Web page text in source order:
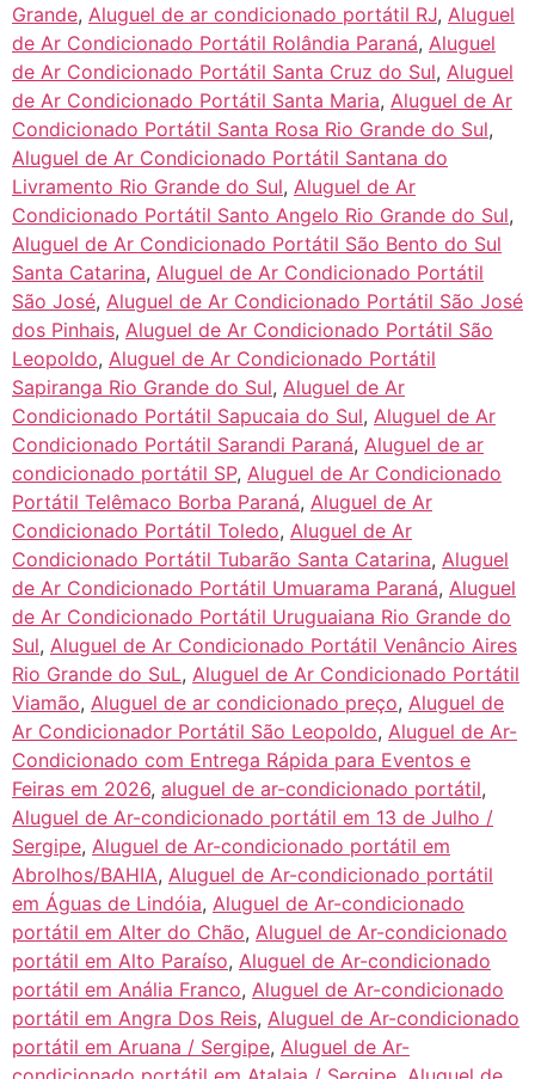
Grande, Aluguel de ar condicionado portátil RJ, Aluguel
de Ar Condicionado Portátil Rolândia Paraná, Aluguel
de Ar Condicionado Portátil Santa Cruz do Sul, Aluguel
de Ar Condicionado Portátil Santa Maria, Aluguel de Ar
Condicionado Portátil Santa Rosa Rio Grande do Sul,
Aluguel de Ar Condicionado Portátil Santana do
Livramento Rio Grande do Sul, Aluguel de Ar
Condicionado Portátil Santo Angelo Rio Grande do Sul,
Aluguel de Ar Condicionado Portátil São Bento do Sul
Santa Catarina, Aluguel de Ar Condicionado Portátil
São José, Aluguel de Ar Condicionado Portátil São José
dos Pinhais, Aluguel de Ar Condicionado Portátil São
Leopoldo, Aluguel de Ar Condicionado Portátil
Sapiranga Rio Grande do Sul, Aluguel de Ar
Condicionado Portátil Sapucaia do Sul, Aluguel de Ar
Condicionado Portátil Sarandi Paraná, Aluguel de ar
condicionado portátil SP, Aluguel de Ar Condicionado
Portátil Telêmaco Borba Paraná, Aluguel de Ar
Condicionado Portátil Toledo, Aluguel de Ar
Condicionado Portátil Tubarão Santa Catarina, Aluguel
de Ar Condicionado Portátil Umuarama Paraná, Aluguel
de Ar Condicionado Portátil Uruguaiana Rio Grande do
Sul, Aluguel de Ar Condicionado Portátil Venâncio Aires
Rio Grande do SuL, Aluguel de Ar Condicionado Portátil
Viamão, Aluguel de ar condicionado preço, Aluguel de
Ar Condicionador Portátil São Leopoldo, Aluguel de Ar-
Condicionado com Entrega Rápida para Eventos e
Feiras em 2026, aluguel de ar-condicionado portátil,
Aluguel de Ar-condicionado portátil em 13 de Julho /
Sergipe, Aluguel de Ar-condicionado portátil em
Abrolhos/BAHIA, Aluguel de Ar-condicionado portátil
em Águas de Lindóia, Aluguel de Ar-condicionado
portátil em Alter do Chão, Aluguel de Ar-condicionado
portátil em Alto Paraíso, Aluguel de Ar-condicionado
portátil em Anália Franco, Aluguel de Ar-condicionado
portátil em Angra Dos Reis, Aluguel de Ar-condicionado
portátil em Aruana / Sergipe, Aluguel de Ar-